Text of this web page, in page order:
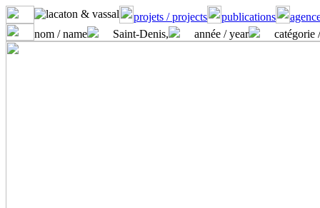
projets / projects publications
nom / name
Saint-Denis, année / year catégorie